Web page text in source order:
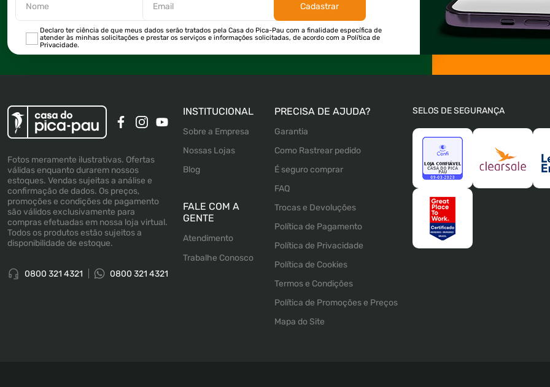
Cadastrar
Declaro ter ciência de que meus dados serão tratados pela Casa do Pica-Pau com a finalidade específica de
atender às minhas solicitações e prestar os serviços e informações solicitadas, de acordo com a Política de
Privacidade.
Fotos meramente ilustrativas. Ofertas
válidas enquanto durarem nossos
estoques. Vendas sujeitas a análise e
confirmação de dados. Os preços,
promoções e condições de pagamento
são válidos exclusivamente para
compras efetuadas em nossa loja virtual.
Todos os produtos estão sujeitos a
disponibilidade de estoque.
0800 321 4321 0800 321 4321
INSTITUCIONAL
Sobre a Empresa
Nossas Lojas
Blog
FALE COM A
GENTE
Trabalhe Conosco
Atendimento
PRECISA DE AJUDA?
Garantia
Como Rastrear pedido
É seguro comprar
FAQ
Trocas e Devoluções
Política de Pagamento
Política de Privacidade
Política de Cookies
Termos e Condições
Política de Promoções e Preços
Mapa do Site
SELOS DE SEGURANÇA